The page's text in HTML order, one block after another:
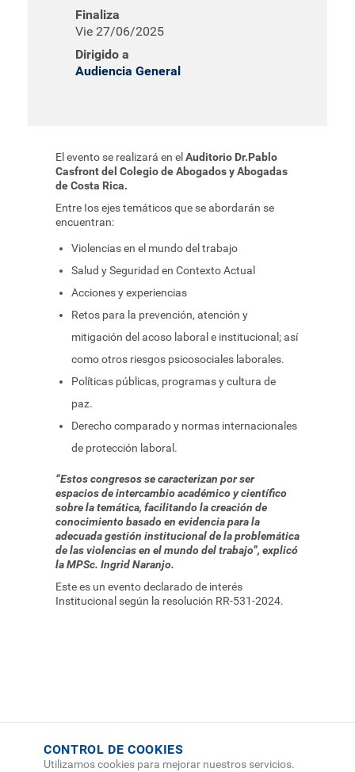
Finaliza
Vie 27/06/2025
Dirigido a
Audiencia General
El evento se realizará en el Auditorio Dr.Pablo
Casfront del Colegio de Abogados y Abogadas
de Costa Rica.
Entre Ios ejes temáticos que se abordarán se
encuentran:
Violencias en el mundo del trabajo
Salud y Seguridad en Contexto Actual
Acciones y experiencias
Retos para la prevención, atención y
mitigación del acoso laboral e institucional; así
como otros riesgos psicosociales laborales.
Políticas públicas, programas y cultura de
paz.
Derecho comparado y normas internacionales
de protección laboral.
“Estos congresos se caracterizan por ser
espacios de intercambio académico y científico
sobre la temática, facilitando la creación de
conocimiento basado en evidencia para la
adecuada gestión institucional de la problemática
de las violencias en el mundo del trabajo”, explicó
la MPSc. Ingrid Naranjo.
Este es un evento declarado de interés
Institucional según la resolución RR-531-2024.
CONTROL DE COOKIES
Utilizamos cookies para mejorar nuestros servicios.